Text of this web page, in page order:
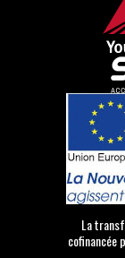
La
cofinancée